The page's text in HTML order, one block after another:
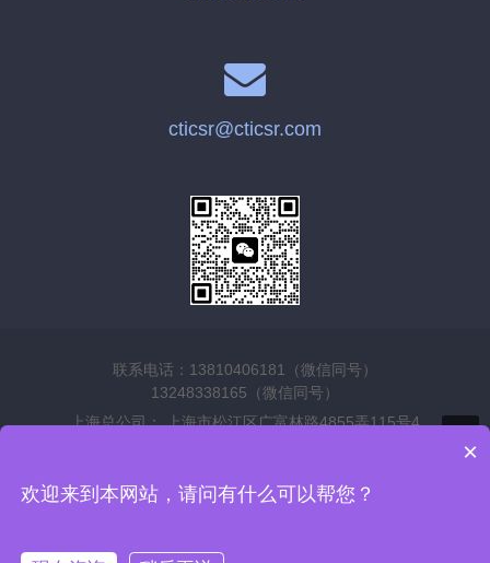
cticsr@cticsr.com
联系电话：13810406181（微信同号）
13248338165（微信同号）
上海总公司： 上海市松江区广富林路4855弄115号4
际中心A座
服务有限公司 热线电话：13810406181
×
欢迎来到本网站，请问有什么可以帮您？